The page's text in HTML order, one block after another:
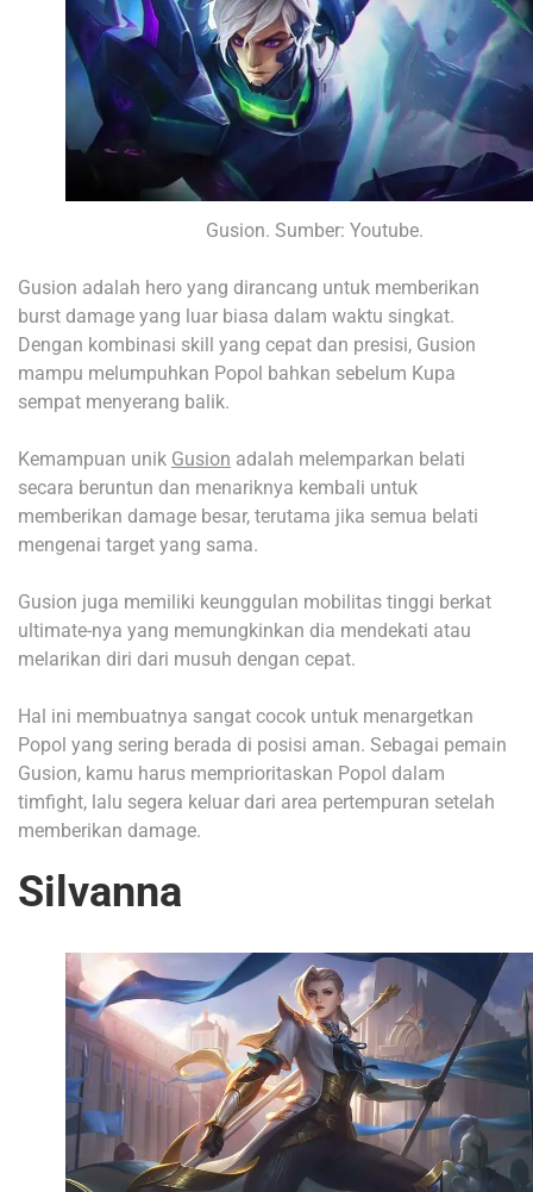
Gusion. Sumber: Youtube.
Gusion adalah hero yang dirancang untuk memberikan
burst damage yang luar biasa dalam waktu singkat.
Dengan kombinasi skill yang cepat dan presisi, Gusion
mampu melumpuhkan Popol bahkan sebelum Kupa
sempat menyerang balik.
Kemampuan unik Gusion adalah melemparkan belati
secara beruntun dan menariknya kembali untuk
memberikan damage besar, terutama jika semua belati
mengenai target yang sama.
Gusion juga memiliki keunggulan mobilitas tinggi berkat
ultimate-nya yang memungkinkan dia mendekati atau
melarikan diri dari musuh dengan cepat.
Hal ini membuatnya sangat cocok untuk menargetkan
Popol yang sering berada di posisi aman. Sebagai pemain
Gusion, kamu harus memprioritaskan Popol dalam
timfight, lalu segera keluar dari area pertempuran setelah
memberikan damage.
Silvanna